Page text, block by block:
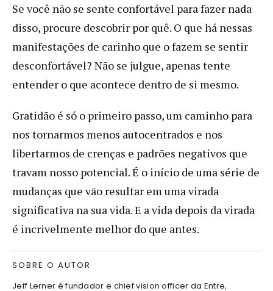
Se você não se sente confortável para fazer nada
disso, procure descobrir por quê. O que há nessas
manifestações de carinho que o fazem se sentir
desconfortável? Não se julgue, apenas tente
entender o que acontece dentro de si mesmo.
Gratidão é só o primeiro passo, um caminho para
nos tornarmos menos autocentrados e nos
libertarmos de crenças e padrões negativos que
travam nosso potencial. É o início de uma série de
mudanças que vão resultar em uma virada
significativa na sua vida. E a vida depois da virada
é incrivelmente melhor do que antes.
SOBRE O AUTOR
Jeff Lerner é fundador e chief vision officer da Entre,